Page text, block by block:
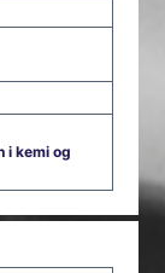
i kemi og